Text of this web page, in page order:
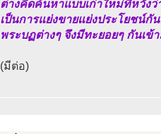
ต่างคิดค้นหาแบบเก่าใหม่ที่หวังว่
เป็นการแย่งขายแย่งประโยชน์กั
พระบฏต่างๆ จึงมีทะยอยๆ กันเข้
(มีต่อ)